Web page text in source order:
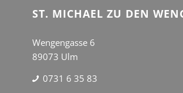
ST. MICHAEL ZU DEN
Wengengasse 6
89073 Ulm
0731 6 35 83